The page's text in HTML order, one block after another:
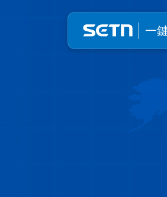
一鍵看世界SET
一